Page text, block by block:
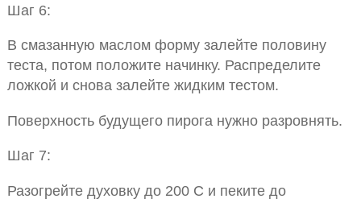
Шаг 6:
В смазанную маслом форму залейте половину
теста, потом положите начинку. Распределите
ложкой и снова залейте жидким тестом.
Поверхность будущего пирога нужно разровнять.
Шаг 7:
Разогрейте духовку до 200 С и пеките до